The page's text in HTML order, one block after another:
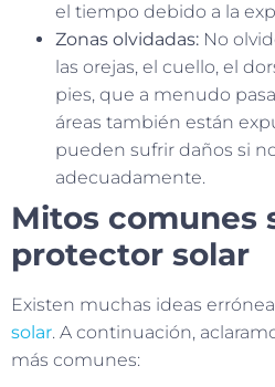
el tiempo debido a la
Zonas olvidadas: No
las orejas, el cuello, el
pies, que a menudo
áreas también están
pueden sufrir daños si
adecuadamente.
Mitos comunes
protector solar
Existen muchas ideas
solar. A continuación,
más comunes: